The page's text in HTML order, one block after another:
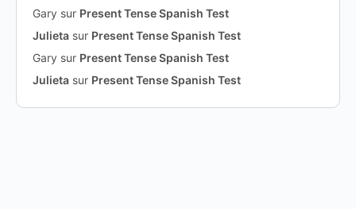
Gary sur Present Tense Spanish Test
Julieta sur Present Tense Spanish Test
Gary sur Present Tense Spanish Test
Julieta sur Present Tense Spanish Test